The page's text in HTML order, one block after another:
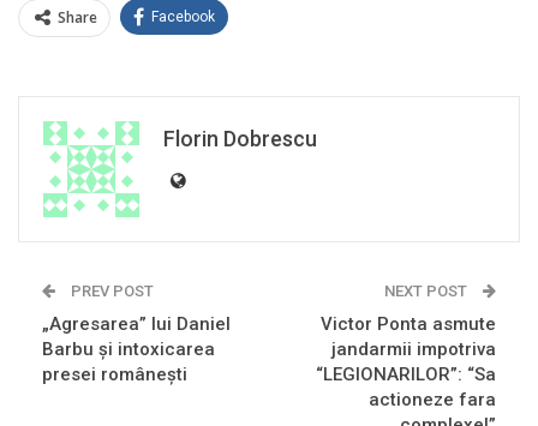
Share Facebook
Florin Dobrescu
PREV POST
„Agresarea” lui Daniel
Barbu şi intoxicarea
presei româneşti
NEXT POST
Victor Ponta asmute
jandarmii impotriva
“LEGIONARILOR”: “Sa
actioneze fara